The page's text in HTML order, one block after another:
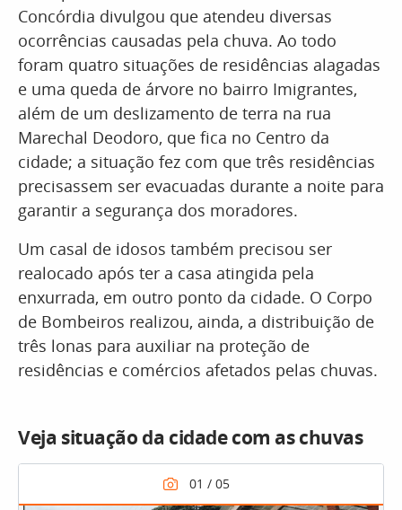
Concórdia divulgou que atendeu diversas
ocorrências causadas pela chuva. Ao todo
foram quatro situações de residências alagadas
e uma queda de árvore no bairro Imigrantes,
além de um deslizamento de terra na rua
Marechal Deodoro, que fica no Centro da
cidade; a situação fez com que três residências
precisassem ser evacuadas durante a noite para
garantir a segurança dos moradores.
Um casal de idosos também precisou ser
realocado após ter a casa atingida pela
enxurrada, em outro ponto da cidade. O Corpo
de Bombeiros realizou, ainda, a distribuição de
três lonas para auxiliar na proteção de
residências e comércios afetados pelas chuvas.
Veja situação da cidade com as chuvas